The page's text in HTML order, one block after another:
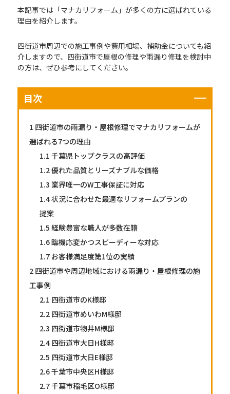
本記事では「マナカリフォーム」が多くの方に選ばれている
理由を紹介します。
四街道市周辺での施工事例や費用相場、補助金についても紹
介しますので、四街道市で屋根の修理や雨漏り修理を検討中
の方は、ぜひ参考にしてください。
目次
1 四街道市の雨漏り・屋根修理でマナカリフォームが
選ばれる7つの理由
1.1 千葉県トップクラスの高評価
1.2優れた品質とリーズナブルな価格
1.3 業界唯一のW工事保証に対応
1.4状況に合わせた最適なリフォームプランの
提案
1.5 経験豊富な職人が多数在籍
1.6臨機応変かつスピーディーな対応
1.7 お客様満足度第1位の実績
2 四街道市や周辺地域における雨漏り・屋根修理の施
工事例
2.1 四街道市のK様邸
2.2 四街道市めいわM様邸
2.3 四街道市物井M様邸
2.4 四街道市大日H様邸
2.5 四街道市大日E様邸
2.6千葉市中央区H様邸
2.7千葉市稲毛区O様邸